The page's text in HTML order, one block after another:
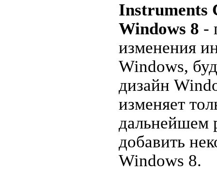
Instruments
Windows 8 -
изменения
Windows,
дизайн
изменяет
дальнейшем
добавить
Windows 8.